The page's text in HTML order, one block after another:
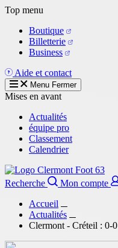
Aller
contenu
principal
Top menu
Boutique
Billetterie
Business
Aide et contact
Menu Fermer
Mises en avant
Actualités
équipe pro
Classement
Calendrier
Recherche
Mon compte
Accueil
Actualités
Clermont - Créteil : 0-0